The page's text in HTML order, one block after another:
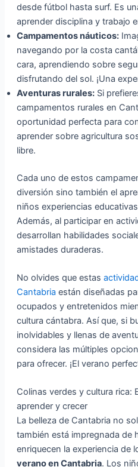
desde fútbol hasta surf. Es
aprender disciplina y trabajo
Campamentos náuticos:
navegando por la costa
cara, aprendiendo sobre
disfrutando del sol. ¡Una
Aventuras rurales:Si
campamentos rurales en
oportunidad perfecta para
aprender sobre agricultura
libre.
Cada uno de estos
diversión sino también el
niños experiencias
Además, al participar en
desarrollan habilidades
amistades duraderas.
No olvides que estas
Cantabria están diseñadas
ocupados y entretenidos
cultura cántabra. Así que, si
inolvidables y llenas de
considera las múltiples
para ofrecer. ¡El verano
Colinas verdes y cultura rica:
aprender y crecer
La belleza de Cantabria no
también está impregnada de
enriquecen la experiencia de
verano en Cantabria. Los